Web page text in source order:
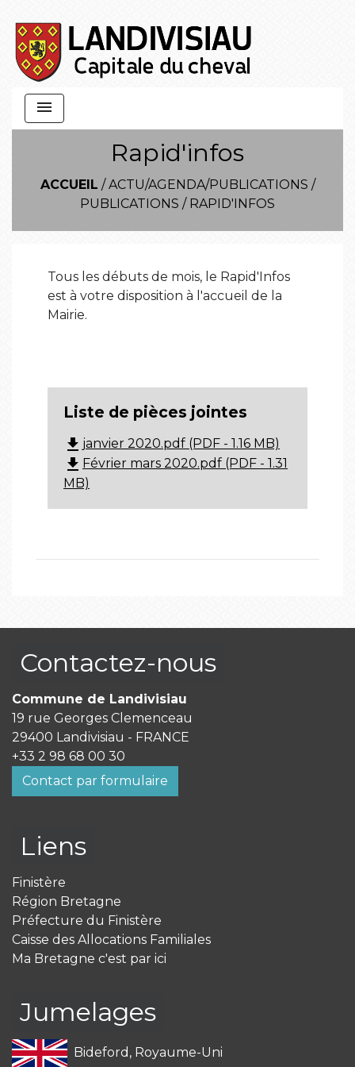
menu
Rapid'infos
ACCUEIL /ACTU/AGENDA/PUBLICATIONS /
PUBLICATIONS / RAPID'INFOS
Tous les débuts de mois, le Rapid'Infos
est à votre disposition à l'accueil de la
Mairie.
Liste de pièces jointes
file_downloadjanvier 2020.pdf (PDF - 1.16 MB)
file_download Février mars 2020.pdf (PDF - 1.31
MB)
Contactez-nous
Commune de Landivisiau
19 rue Georges Clemenceau
29400 Landivisiau - FRANCE
+33 2 98 68 00 30
Contact par formulaire
Liens
Finistère
Région Bretagne
Préfecture du Finistère
Caisse des Allocations Familiales
Ma Bretagne c'est par ici
Jumelages
Bideford, Royaume-Uni